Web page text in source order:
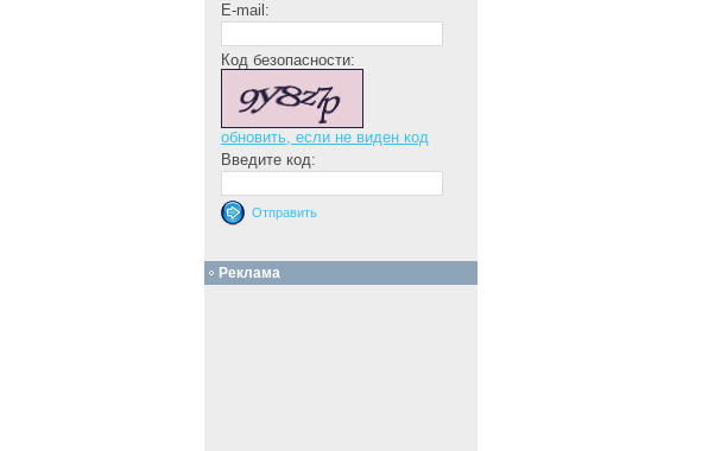
E-mail:
Код безопасности:
обновить, если не виден код
Введите код:
Реклама